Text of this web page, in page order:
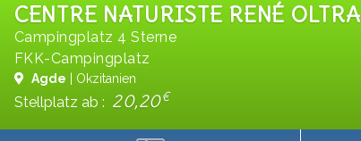
CENTRE NATURISTE RENÉ OLTRA
Campingplatz 4 Sterne
FKK-Campingplatz
Agde | Okzitanien
Stellplatz ab : 20,20€